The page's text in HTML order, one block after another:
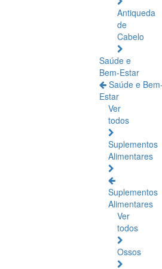
Antiqueda
de
Cabelo
Saúde e
Bem-Estar
Saúde e Bem-
Estar
Ver
todos
Suplementos
Alimentares
Suplementos
Alimentares
Ver
todos
Ossos